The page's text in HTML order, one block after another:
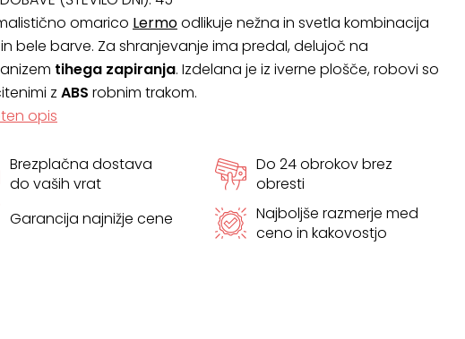
omarico Lermoodlikuje nežna in svetla kombinacija
bele barve. Za shranjevanje ima predal, delujoč na
tihega zapiranja. Izdelana je iz iverne plošče, robovi so
z ABS robnim trakom.
opis
Brezplačna dostava
do vaših vrat
Do 24 obrokov brez
obresti
Garancija najnižje cene
Najboljše razmerje med
ceno in kakovostjo